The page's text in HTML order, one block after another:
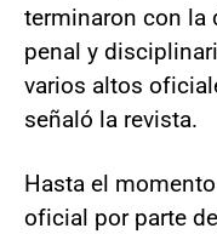
terminaron con la
penal y
varios altos
señaló la revista.
Hasta el
oficial por parte